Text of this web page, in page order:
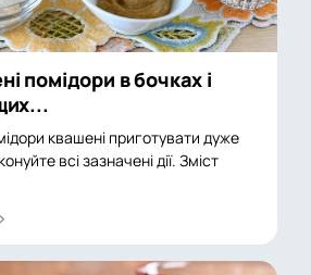
помідори в бочках і
квашені приготувати дуже
всі зазначені дії. Зміст